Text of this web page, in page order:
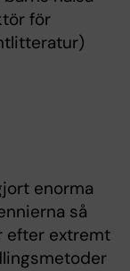
för
enorma
så
efter extremt